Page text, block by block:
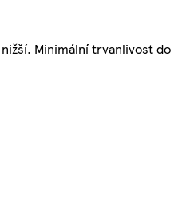
Minimální trvanlivost do